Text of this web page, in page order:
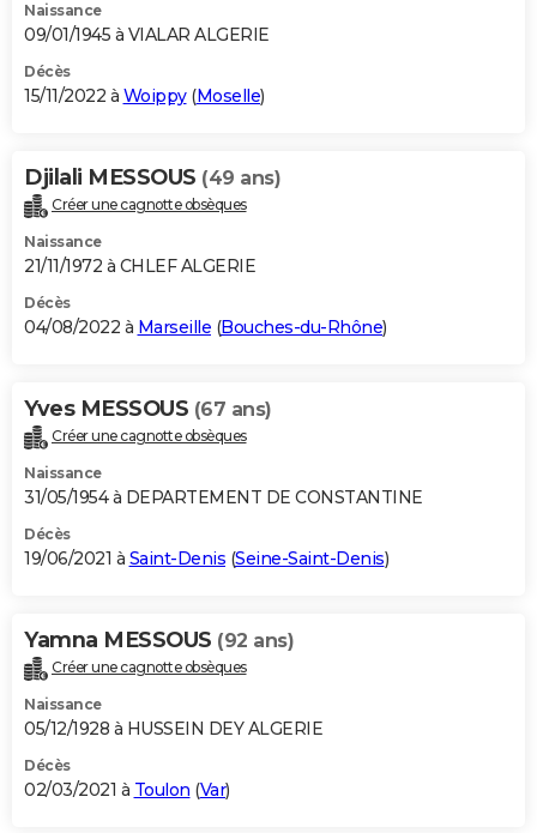
Naissance
09/01/1945 à VIALAR ALGERIE
Décès
15/11/2022 à Woippy(Moselle)
Djilali MESSOUS (49 ans)
Créer une cagnotte obsèques
Naissance
21/11/1972 à CHLEF ALGERIE
Décès
04/08/2022 à Marseille (Bouches-du-Rhône)
Yves MESSOUS (67 ans)
Créer une cagnotte obsèques
Naissance
31/05/1954 à DEPARTEMENT DE CONSTANTINE
Décès
19/06/2021 à Saint-Denis (Seine-Saint-Denis)
Yamna MESSOUS (92 ans)
Créer une cagnotte obsèques
Naissance
05/12/1928 à HUSSEIN DEY ALGERIE
Décès
02/03/2021 à Toulon (Var)